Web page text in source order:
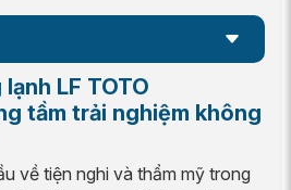
LF TOTO
tầm trải nghiệm không
về tiện nghi và thẩm mỹ trong